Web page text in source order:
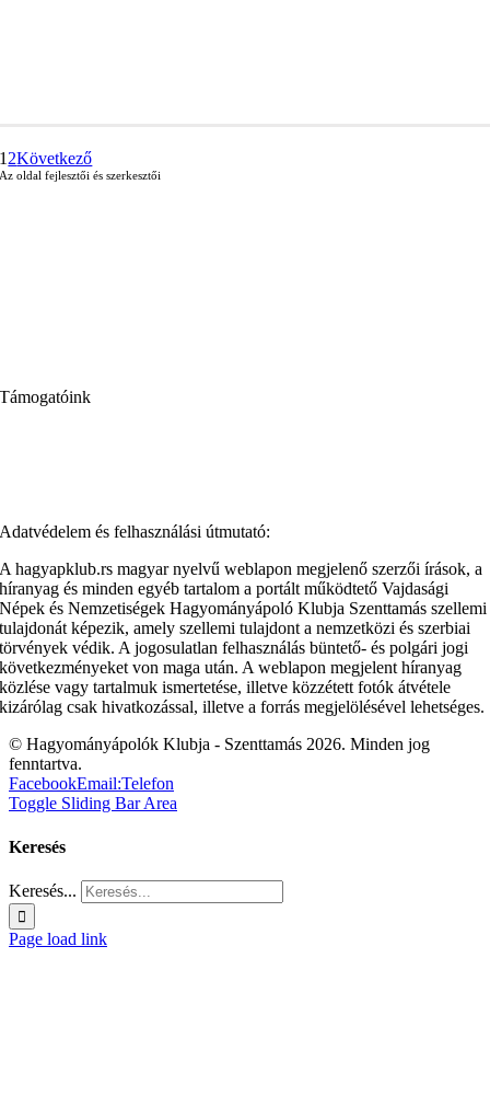
1 2Következő
Az oldal fejlesztői és szerkesztői
Támogatóink
Adatvédelem és felhasználási útmutató:
A hagyapklub.rs magyar nyelvű weblapon megjelenő szerzői írások, a
híranyag és minden egyéb tartalom a portált működtető Vajdasági
Népek és Nemzetiségek Hagyományápoló Klubja Szenttamás szellemi
tulajdonát képezik, amely szellemi tulajdont a nemzetközi és szerbiai
törvények védik. A jogosulatlan felhasználás büntető- és polgári jogi
következményeket von maga után. A weblapon megjelent híranyag
közlése vagy tartalmuk ismertetése, illetve közzétett fotók átvétele
kizárólag csak hivatkozással, illetve a forrás megjelölésével lehetséges.
© Hagyományápolók Klubja - Szenttamás 2026. Minden jog
fenntartva.
FacebookEmail:Telefon
Toggle Sliding Bar Area
Keresés
Keresés...
Page load link